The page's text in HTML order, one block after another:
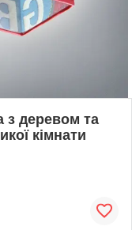
з деревом та
кімнати